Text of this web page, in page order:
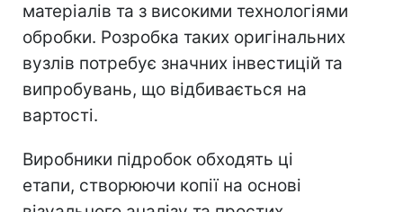
матеріалів та з високими технологіями
обробки. Розробка таких оригінальних
вузлів потребує значних інвестицій та
випробувань, що відбивається на
вартості.
Виробники підробок обходять ці
етапи, створюючи копії на основі